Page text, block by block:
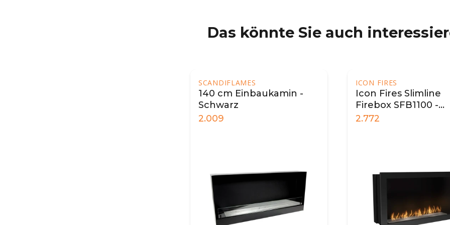
Das könnte Sie auch
SCANDIFLAMES
140 cm Einbaukamin -
Schwarz
2.009
ICON FIRES
Icon Fires Slimline
Firebox SFB1100 -
Schwarz
2.772